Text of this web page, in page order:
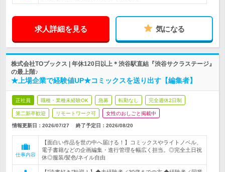
求人詳細を見る 気になる
株式会社TOブックス | 年休120日以上＊渋谷駅直結『渋谷サクラステージ』
の最上階♪
★上場企業で経験値UP★コミックスを送り出す【編集者】
正社員 職種・業種未経験OK 急募 転勤なし 完全週休2日制
第二新卒歓迎 リモートワーク可 女性のおしごと掲載中
情報更新日：2026/07/27 終了予定日： 2026/08/20
仕事内容
【面白い作品を世の中へ届ける！】コミックスやライトノベル、
電子書籍などの企画編集・進行管理を幅広く担当。◎完全土日祝
休◎服装/髪色/ネイル自由